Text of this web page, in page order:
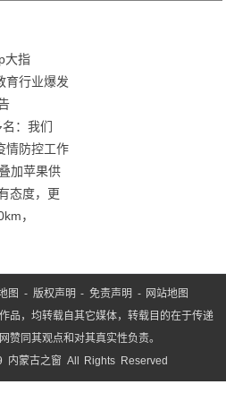
大指
育行业爆发
：我们
情防控工作
加苹果供
态度，更
，
图 - 版权声明 -免责声明 - 网站地图
品，均转载自其它媒体，转载目的在于传递
赞同其观点和对其真实性负责。
蒙古之窗 All Rights Reserved